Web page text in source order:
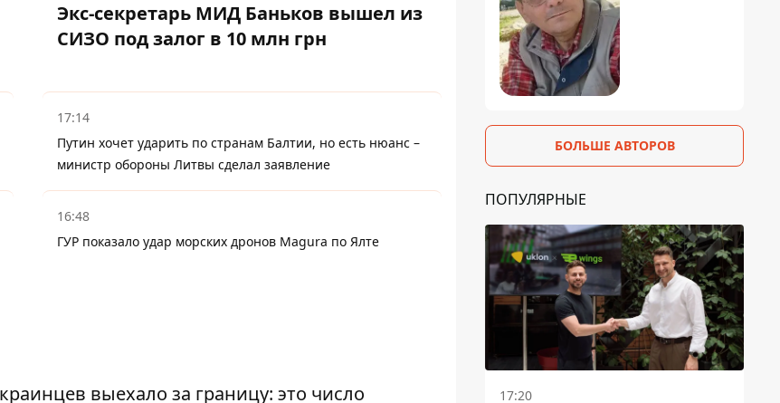
Экс-секретарь МИД Баньков вышел из
СИЗО под залог в 10 млн грн
17:14
Путин хочет ударить по странам Балтии, но есть нюанс –
министр обороны Литвы сделал заявление
16:48
ГУР показало удар морских дронов Magura по Ялте
выехало за границу: это число
БОЛЬШЕ АВТОРОВ
ПОПУЛЯРНЫЕ
17:20